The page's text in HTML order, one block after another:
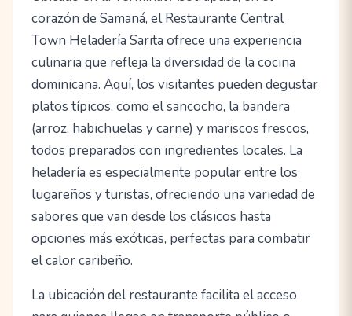
corazón de Samaná, el Restaurante Central
Town Heladería Sarita ofrece una experiencia
culinaria que refleja la diversidad de la cocina
dominicana. Aquí, los visitantes pueden degustar
platos típicos, como el sancocho, la bandera
(arroz, habichuelas y carne) y mariscos frescos,
todos preparados con ingredientes locales. La
heladería es especialmente popular entre los
lugareños y turistas, ofreciendo una variedad de
sabores que van desde los clásicos hasta
opciones más exóticas, perfectas para combatir
el calor caribeño.
La ubicación del restaurante facilita el acceso